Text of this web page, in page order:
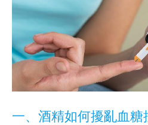
一、酒精如何擾亂血糖